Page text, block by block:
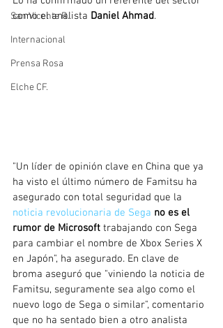
San Vicente R.
Internacional
Prensa Rosa
Elche CF.
como el analista Daniel Ahmad.
"Un líder de opinión clave en China que ya
ha visto el último número de Famitsu ha
asegurado con total seguridad que la
noticia revolucionaria de Sega no es el
rumor de Microsoft trabajando con Sega
para cambiar el nombre de Xbox Series X
en Japón", ha asegurado. En clave de
broma aseguró que "viniendo la noticia de
Famitsu, seguramente sea algo como el
nuevo logo de Sega o similar", comentario
que no ha sentado bien a otro analista